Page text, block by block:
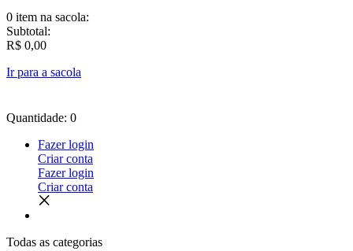
0 item na sacola:
Subtotal:
R$ 0,00
Ir para a sacola
Quantidade: 0
Fazer login
Criar conta
Fazer login
Criar conta
Todas as categorias